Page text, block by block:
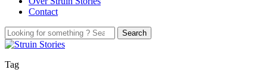
Contact
Tag